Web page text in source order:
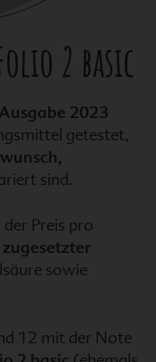
2 basic
2023
getestet,
sind.
Preis pro
zugesetzter
sowie
12 mit der Note